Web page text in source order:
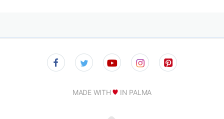
MADE WITH IN PALMA